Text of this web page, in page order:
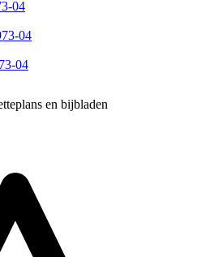
04
04
04
en bijbladen